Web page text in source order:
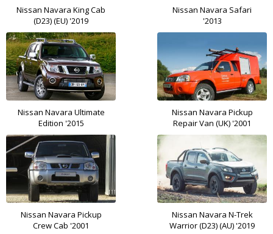
Nissan Navara King Cab
(D23) (EU) '2019
Nissan Navara Safari
'2013
Nissan Navara Ultimate
Edition '2015
Nissan Navara Pickup
Repair Van (UK) '2001
Nissan Navara Pickup
Crew Cab '2001
Nissan Navara N-Trek
Warrior (D23) (AU) '2019